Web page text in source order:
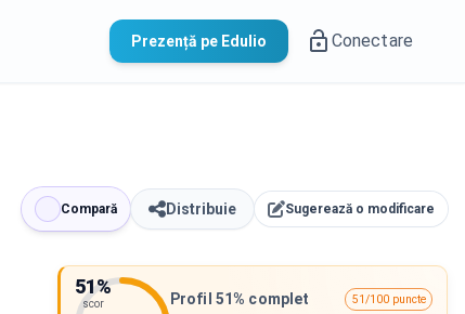
Prezență pe Edulio Conectare
Compară Distribuie Sugerează o modificare
51%
scor Profil 51% complet
51/100 puncte